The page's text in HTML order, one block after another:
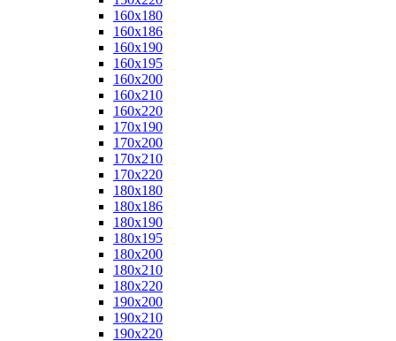
160x180
160x186
160x190
160x195
160x200
160x210
160x220
170x190
170x200
170x210
170x220
180x180
180x186
180x190
180x195
180x200
180x210
180x220
190x200
190x210
190x220